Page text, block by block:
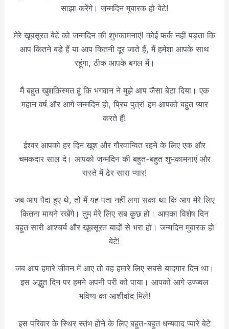
साझा करेंगे। जन्मदिन मुबारक हो बेटे!
मेरे खूबसूरत बेटे को जन्मदिन की शुभकामनाएं! कोई फर्क नहीं पड़ता कि
आप कितने बड़े हैं या आप कितनी दूर जाते हैं, मैं हमेशा आपके साथ
रहूंगा, ठीक आपके बगल में।
मैं बहुत खुशकिस्मत हूं कि भगवान ने मुझे आप जैसा बेटा दिया। एक
महान वर्ष और आगे जन्मदिन हो, प्रिय पुत्र! हम आपको बहुत प्यार
करते हैं!
ईश्वर आपको हर दिन खुश और गौरवान्वित रहने के लिए एक और
चमकदार साल दे। आपको जन्मदिन की बहुत-बहुत शुभकामनाएं और
रास्ते में ढेर सारा प्यार!
जब आप पैदा हुए थे, तो मैं यह पता नहीं लगा सका था कि आप मेरे लिए
कितना मायने रखेंगे। तुम मेरे लिए सब कुछ हो। आपका विशेष दिन
बहुत सारी आश्चर्य और खूबसूरत यादों से भरा हो। जन्मदिन मुबारक हो
बेटे!
जब आप हमारे जीवन में आए तो वह हमारे लिए सबसे यादगार दिन था।
इस अद्भुत दिन पर हमने अपनी परी को पाया। आपको आगे उज्ज्वल
भविष्य का आशीर्वाद मिले!
इस परिवार के स्थिर स्तंभ होने के लिए बहुत-बहुत धन्यवाद प्यारे बेटे